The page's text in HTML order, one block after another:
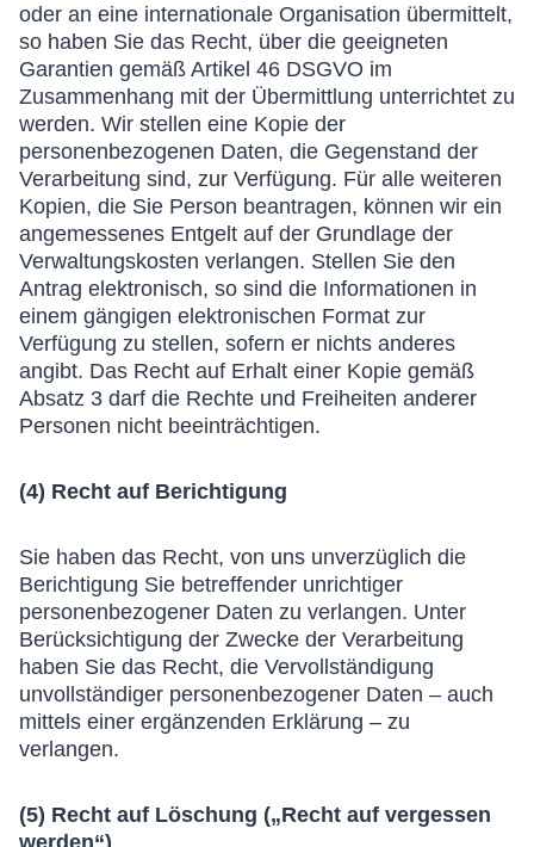
oder an eine internationale Organisation übermittelt,
so haben Sie das Recht, über die geeigneten
Garantien gemäß Artikel 46 DSGVO im
Zusammenhang mit der Übermittlung unterrichtet zu
werden. Wir stellen eine Kopie der
personenbezogenen Daten, die Gegenstand der
Verarbeitung sind, zur Verfügung. Für alle weiteren
Kopien, die Sie Person beantragen, können wir ein
angemessenes Entgelt auf der Grundlage der
Verwaltungskosten verlangen. Stellen Sie den
Antrag elektronisch, so sind die Informationen in
einem gängigen elektronischen Format zur
Verfügung zu stellen, sofern er nichts anderes
angibt. Das Recht auf Erhalt einer Kopie gemäß
Absatz 3 darf die Rechte und Freiheiten anderer
Personen nicht beeinträchtigen.
(4) Recht auf Berichtigung
Sie haben das Recht, von uns unverzüglich die
Berichtigung Sie betreffender unrichtiger
personenbezogener Daten zu verlangen. Unter
Berücksichtigung der Zwecke der Verarbeitung
haben Sie das Recht, die Vervollständigung
unvollständiger personenbezogener Daten – auch
mittels einer ergänzenden Erklärung – zu
verlangen.
(5) Recht auf Löschung („Recht auf vergessen
werden“)